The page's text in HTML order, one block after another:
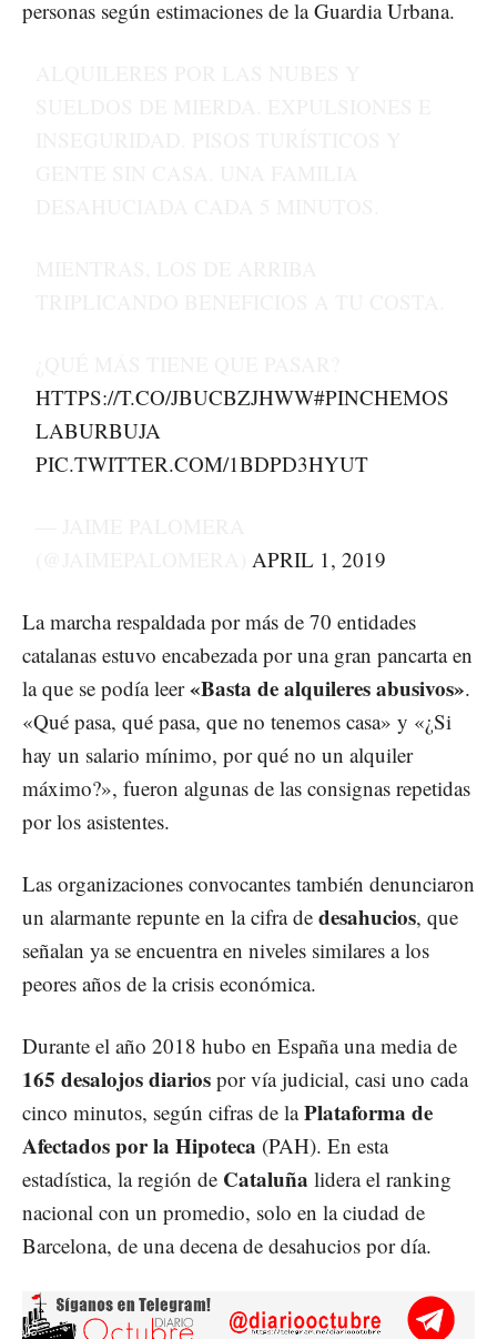
personas según estimaciones de la Guardia Urbana.
HTTPS://T.CO/JBUCBZJHWW#PINCHEMOS
LABURBUJA
PIC.TWITTER.COM/1BDPD3HYUT
APRIL 1, 2019
La marcha respaldada por más de 70 entidades
catalanas estuvo encabezada por una gran pancarta en
la que se podía leer«Basta de alquileres abusivos».
«Qué pasa, qué pasa, que no tenemos casa» y «¿Si
hay un salario mínimo, por qué no un alquiler
máximo?», fueron algunas de las consignas repetidas
por los asistentes.
Las organizaciones convocantes también denunciaron
un alarmante repunte en la cifra de desahucios, que
señalan ya se encuentra en niveles similares a los
peores años de la crisis económica.
Durante el año 2018 hubo en España una media de
165 desalojos diarios por vía judicial, casi uno cada
cinco minutos, según cifras de laPlataforma de
Afectados por la Hipoteca (PAH). En esta
estadística, la región de Cataluña lidera el ranking
nacional con un promedio, solo en la ciudad de
Barcelona, de una decena de desahucios por día.